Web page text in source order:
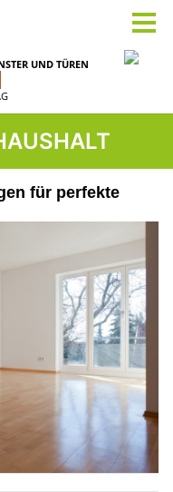
für perfekte